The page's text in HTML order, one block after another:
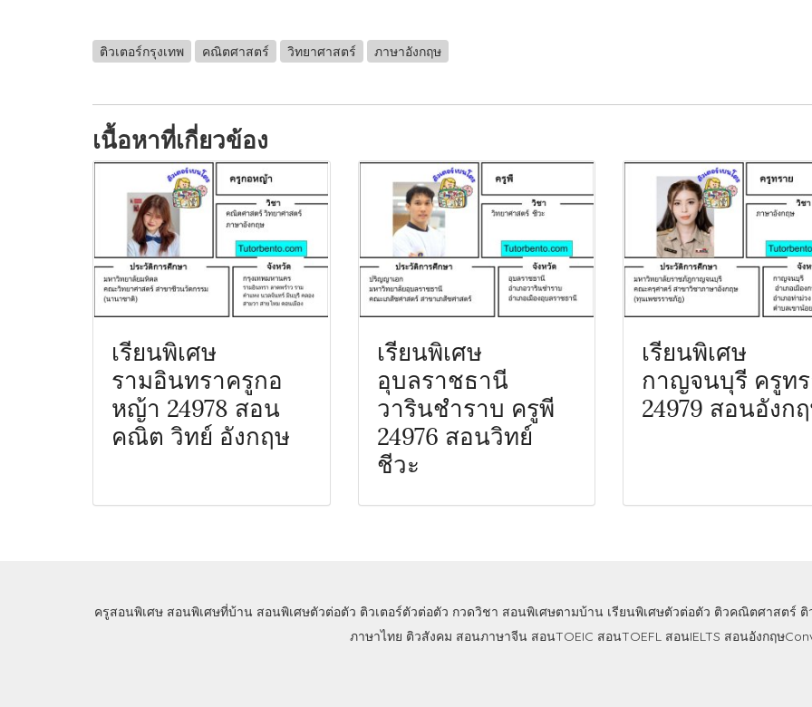
ติวเตอร์กรุงเทพ คณิตศาสตร์ วิทยาศาสตร์ ภาษาอังกฤษ
เนื้อหาที่เกี่ยวข้อง
เรียนพิเศษ
รามอินทราครูกอ
หญ้า 24978 สอน
คณิต วิทย์ อังกฤษ
เรียนพิเศษ
อุบลราชธานี
วารินชำราบ ครูพี
24976 สอนวิทย์
ชีวะ
เรียนพิเศษ
กาญจนบุรี ครูท
24979 สอนอังก
ครูสอนพิเศษ สอนพิเศษที่บ้าน สอนพิเศษตัวต่อตัว ติวเตอร์ตัวต่อตัว กวดวิชา สอนพิเศษตามบ้าน เรียนพิเศษตัวต่อตัว ติวคณิตศาสตร์ ติ
ภาษาไทย ติวสังคม สอนภาษาจีน สอนTOEIC สอนTOEFL สอนIELTS สอนอังกฤษ